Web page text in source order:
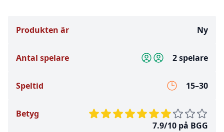
Produkten är Ny
Antal spelare 2 spelare
Speltid 15–30
Betyg
7.9/10 på BGG